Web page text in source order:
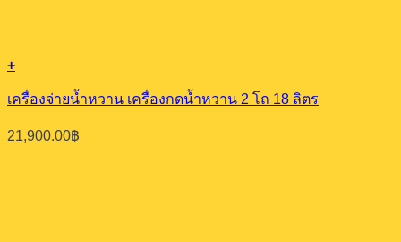
+
เครื่องจ่ายน้ำหวาน เครื่องกดน้ำหวาน 2 โถ 18 ลิตร
21,900.00฿